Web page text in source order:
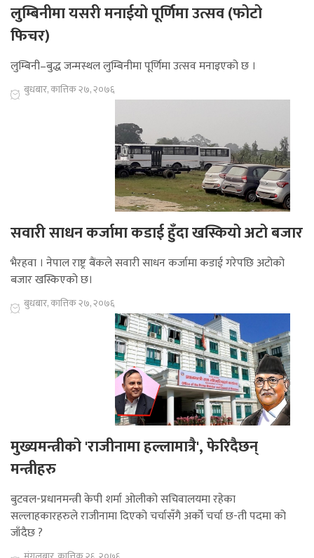
लुम्बिनीमा यसरी मनाईयो पूर्णिमा उत्सव (फोटो
फिचर)
लुम्बिनी–बुद्ध जन्मस्थल लुम्बिनीमा पूर्णिमा उत्सव मनाइएको छ ।
बुधबार, कात्तिक २७, २०७६
सवारी साधन कर्जामा कडाई हुँदा खस्कियो अटो बजार
भैरहवा । नेपाल राष्ट्र बैंकले सवारी साधन कर्जामा कडाई गरेपछि अटोको
बजार खस्किएको छ।
बुधबार, कात्तिक २७, २०७६
मुख्यमन्त्रीको 'राजीनामा हल्लामात्रै', फेरिदैछन्
मन्त्रीहरु
बुटवल-प्रधानमन्त्री केपी शर्मा ओलीको सचिवालयमा रहेका
सल्लाहकारहरुले राजीनामा दिएको चर्चासँगै अर्को चर्चा छ-ती पदमा को
जाँदैछ ?